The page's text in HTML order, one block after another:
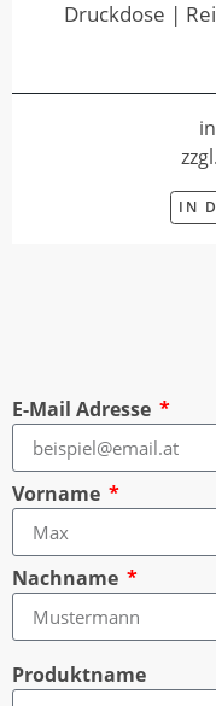
Druckdose |
IN
E-Mail Adresse
Vorname
Nachname
Produktname